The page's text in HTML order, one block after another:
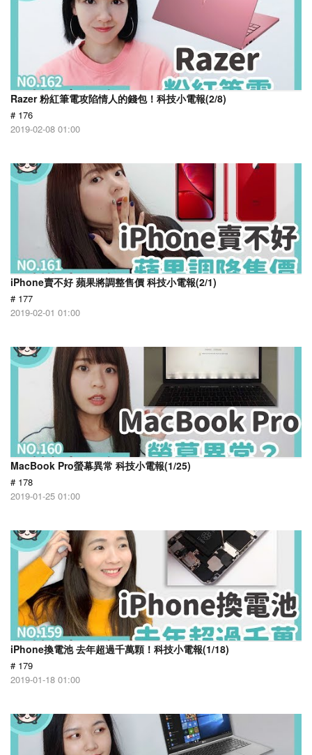
Razer 粉紅筆電攻陷情人的錢包！科技小電報(2/8)
# 176
2019-02-08 01:00
iPhone賣不好 蘋果將調整售價 科技小電報(2/1)
# 177
2019-02-01 01:00
MacBook Pro螢幕異常 科技小電報(1/25)
# 178
2019-01-25 01:00
iPhone換電池 去年超過千萬顆！科技小電報(1/18)
# 179
2019-01-18 01:00